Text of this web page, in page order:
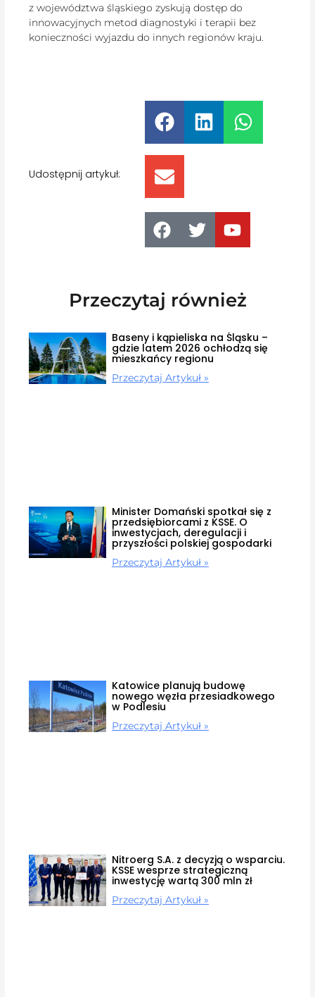
z województwa śląskiego zyskują dostęp do
innowacyjnych metod diagnostyki i terapii bez
konieczności wyjazdu do innych regionów kraju.
Udostępnij artykuł:
Przeczytaj również
Baseny i kąpieliska na Śląsku –
gdzie latem 2026 ochłodzą się
mieszkańcy regionu
Przeczytaj Artykuł »
Minister Domański spotkał się z
przedsiębiorcami z KSSE. O
inwestycjach, deregulacji i
przyszłości polskiej gospodarki
Przeczytaj Artykuł »
Katowice planują budowę
nowego węzła przesiadkowego
w Podlesiu
Przeczytaj Artykuł »
Nitroerg S.A. z decyzją o wsparciu.
KSSE wesprze strategiczną
inwestycję wartą 300 mln zł
Przeczytaj Artykuł »